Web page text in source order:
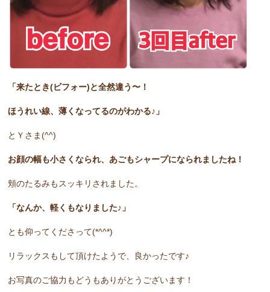
「来たとき(ビフォー)と全然違う〜！
ほうれい線、薄くなってるのがわかる♪」
とＹさま(^^)
お顔の幅も小さくなられ、あごもシャープになられましたね！
頬のたるみもスッキリされました。
「なんか、軽くもなりました♪」
とも仰ってくださって(*^^*)
リラックスもして頂けたようで、良かったです♪
お写真のご協力もどうもありがとうございます！